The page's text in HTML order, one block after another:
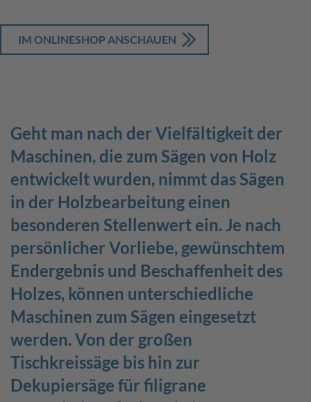
GOOD
WORKING
Diesen Slogan verbinden wir nicht nur mit unseren
Produkten - GOOD WORKING beziehen wir auch auf uns
selbst. Ein gutes Miteinander, Gesundheit und ein
produktives Arbeitsklima sind nur ein Teil der wichtigen
Punkte, an die wir glauben!
Schnellzugriff
Stellenanzeigen scheppach+ Programm
Das Unternehmen Berufsgruppen
Arbeitgeberleistungen
Kontakt zum scheppach-Service
IM ONLINESHOP ANSCHAUEN
Geht man nach der Vielfältigkeit der
Maschinen, die zum Sägen von Holz
entwickelt wurden, nimmt das Sägen
in der Holzbearbeitung einen
besonderen Stellenwert ein. Je nach
persönlicher Vorliebe, gewünschtem
Endergebnis und Beschaffenheit des
Holzes, können unterschiedliche
Maschinen zum Sägen eingesetzt
werden. Von der großen
Tischkreissäge bis hin zur
Dekupiersäge für filigrane